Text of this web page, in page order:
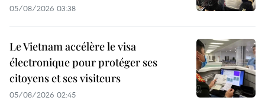
05/08/2026 03:38
Le Vietnam accélère le visa
électronique pour protéger ses
citoyens et ses visiteurs
05/08/2026 02:45